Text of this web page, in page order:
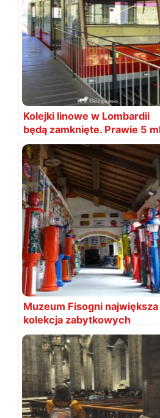
Kolejki linowe w Lombardii
będą zamknięte. Prawie 5
na remonty
Muzeum Fisogni największa
kolekcja zabytkowych
dystrybutorów